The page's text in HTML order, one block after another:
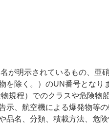
が明示されているもの、亜
を除く。）のUN番号となり
規程）でのクラスや危険物
示、航空機による爆発物等
品名、分類、積載方法、危